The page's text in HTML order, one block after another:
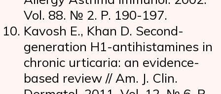
Vol. 88. № 2. P. 190-197.
Kavosh E., Khan D. Second-
generation H1-antihistamines in
chronic urticaria: an evidence-
based review // Am. J. Clin.